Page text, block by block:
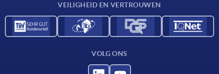
VEILIGHEID EN VERTROUWEN
VOLG ONS